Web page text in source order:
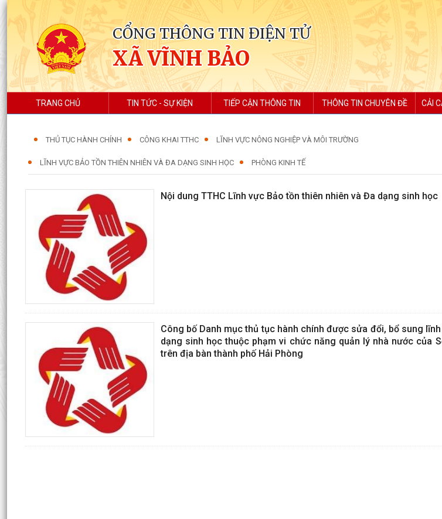
CỔNG THÔNG TIN ĐIỆN TỬ
XÃ VĨNH BẢO
TRANG CHỦ TIN TỨC - SỰ KIỆN TIẾP CẬN THÔNG TIN THÔNG TIN CHUYÊN ĐỀ CẢI
THỦ TỤC HÀNH CHÍNH CÔNG KHAI TTHC LĨNH VỰC NÔNG NGHIỆP VÀ MÔI TRƯỜNG
LĨNH VỰC BẢO TỒN THIÊN NHIÊN VÀ ĐA DẠNG SINH HỌC PHÒNG KINH TẾ
Nội dung TTHC Lĩnh vực Bảo tồn thiên nhiên và Đa dạng sinh học
Công bố Danh mục thủ tục hành chính được sửa đổi, bổ sung
dạng sinh học thuộc phạm vi chức năng quản lý nhà nước của
trên địa bàn thành phố Hải Phòng